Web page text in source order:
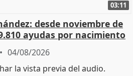
03:11
desde noviembre de
ayudas por nacimiento
04/08/2026